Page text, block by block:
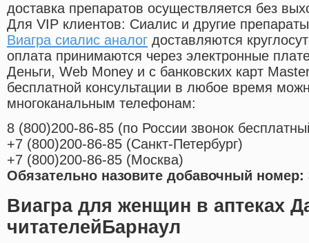
доставка препаратов осуществляется без
Для VIP клиентов: Сиалис и другие
Виагра сиалис аналог доставляются
оплата принимаются через электронные
Деньги, Web Money и с банковских карт
бесплатной консультации в любое время
многоканальным телефонам:
8 (800)200-86-85 (по России звонок
+7 (800)200-86-85 (Санкт-Петербург)
+7 (800)200-86-85 (Москва)
Обязательно назовите добавочный номер:
Виагра для женщин в аптеках
читателейБарнаул